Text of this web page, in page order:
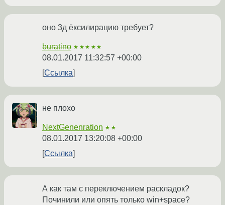
оно 3д ёксилирацию требует?
buratino ★★★★★
08.01.2017 11:32:57 +00:00
Ссылка
не плохо
NextGenenration ★★
08.01.2017 13:20:08 +00:00
Ссылка
А как там с переключением раскладок?
Починили или опять только win+space?